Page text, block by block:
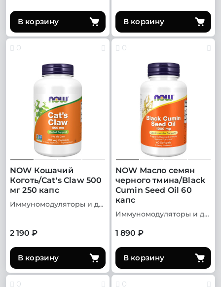
В корзину В корзину
0
NOW Кошачий
Коготь/Cat's Claw 500
мг 250 капс
Иммуномодуляторы и добавки для иммунитета
2 190 ₽
В корзину
0
NOW Масло семян
черного тмина/Black
Cumin Seed Oil 60
капс
Иммуномодуляторы и добавки для иммунитета
1 890 ₽
В корзину
0 0